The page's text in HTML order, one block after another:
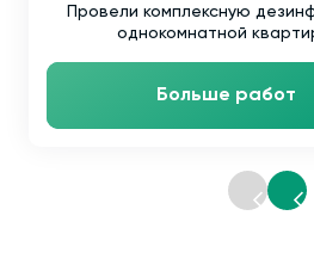
Провели комплексную
однокомнатной
Больше работ